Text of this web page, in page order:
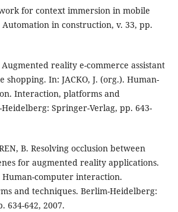
for context immersion in mobile
in construction, v. 33, pp.
Augmented reality e-commerce assistant
shopping. In: JACKO, J. (org.). Human-
Interaction, platforms and
Springer-Verlag, pp. 643-
B. Resolving occlusion between
for augmented reality applications.
Human-computer interaction.
and techniques. Berlim-Heidelberg:
634-642, 2007.